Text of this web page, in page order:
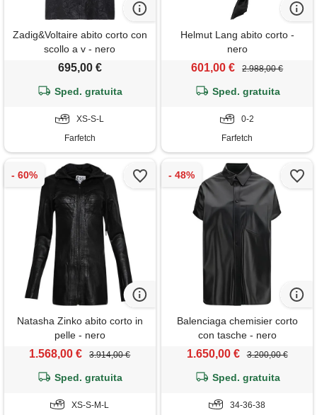
Zadig&Voltaire abito corto con
scollo a v - nero
695,00 €
Sped. gratuita
XS-S-L
Farfetch
Helmut Lang abito corto -
nero
601,00 € 2.988,00 €
Sped. gratuita
0-2
Farfetch
Natasha Zinko abito corto in
pelle - nero
1.568,00 € 3.914,00 €
Sped. gratuita
XS-S-M-L
Balenciaga chemisier corto
con tasche - nero
1.650,00 € 3.200,00 €
Sped. gratuita
34-36-38